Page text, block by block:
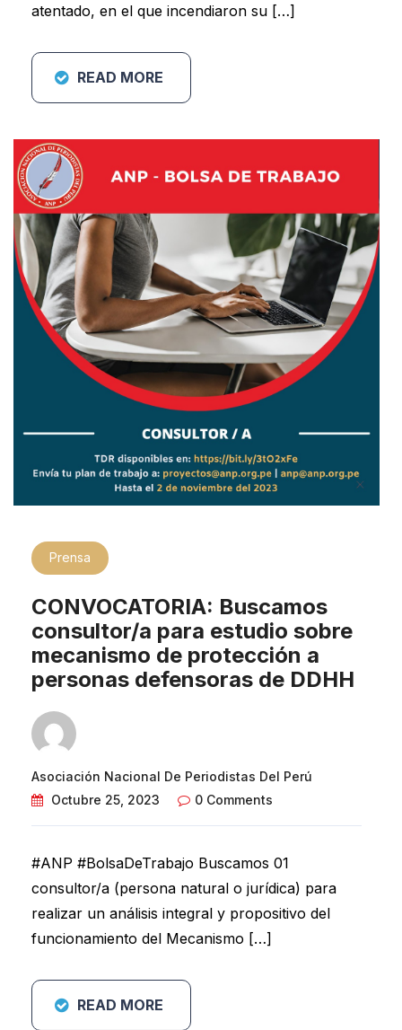
atentado, en el que incendiaron su […]
READ MORE
Prensa
CONVOCATORIA: Buscamos
consultor/a para estudio sobre
mecanismo de protección a
personas defensoras de DDHH
Asociación Nacional De Periodistas Del Perú
Octubre 25, 2023
0 Comments
#ANP #BolsaDeTrabajo Buscamos 01
consultor/a (persona natural o jurídica) para
realizar un análisis integral y propositivo del
funcionamiento del Mecanismo […]
READ MORE